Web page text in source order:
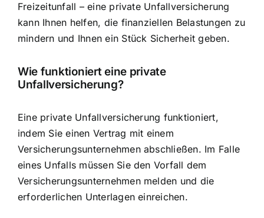
Freizeitunfall – eine private Unfallversicherung
kann Ihnen helfen, die finanziellen Belastungen zu
mindern und Ihnen ein Stück Sicherheit geben.
Wie funktioniert eine private
Unfallversicherung?
Eine private Unfallversicherung funktioniert,
indem Sie einen Vertrag mit einem
Versicherungsunternehmen abschließen. Im Falle
eines Unfalls müssen Sie den Vorfall dem
Versicherungsunternehmen melden und die
erforderlichen Unterlagen einreichen.